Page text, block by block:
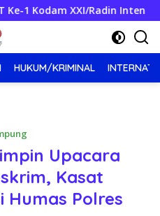
Radin Inten Sat
HUKUM/KRIMINAL
Upacara
Kasat
Humas Polres